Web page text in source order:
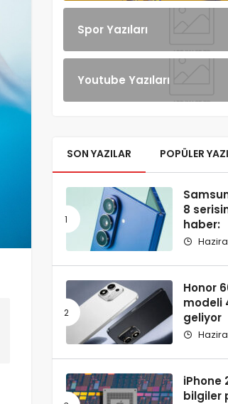
Spor Yazıları
Youtube Yazıları
SON YAZILAR POPÜLER
8
haber:
Honor
modeli
geliyor
iPhone
bilgiler